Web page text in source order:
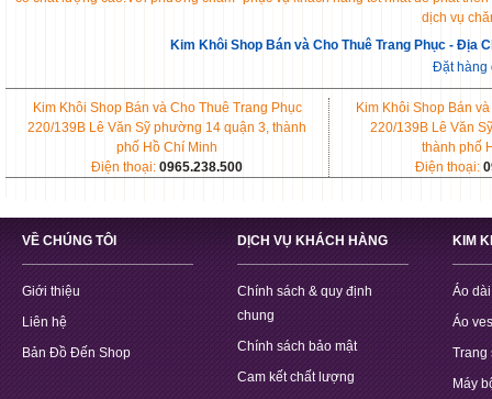
dịch vụ
Kim Khôi Shop Bán và Cho Thuê Trang Phục - Địa
Đặt hàng
Kim Khôi Shop Bán và Cho Thuê Trang Phục
220/139B Lê Văn Sỹ phường 14 quận 3, thành
phố Hồ Chí Minh
Điện thoại: 0965.238.500
Kim Khôi Shop Bán
220/139B Lê Văn
thành phố
Điện thoại:
VỀ CHÚNG TÔI
Giới thiệu
Liên hệ
Bản Đồ Đến Shop
DỊCH VỤ KHÁCH HÀNG
Chính sách & quy định
chung
Chính sách bảo mật
Cam kết chất lượng
KIM
Áo
Áo
Trang
Máy